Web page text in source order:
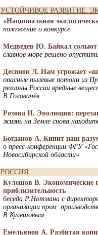
УСТОЙЧИВОЕ РАЗВИТИЕ.
«Национальная
положение о конкурсе
Медведев Ю. Байкал сольют
славное море решено
Десинов Л. Нам угрожает
опасные пылевые потоки из
регионы России вредные
В.Головачёв
Розова И. Эволюция:
жизнь на Земле снова
Богданов А. Кипит наш
о пресс-конференции ФГУ
Новосибирской области»
РОССИЯ
Кулешов В. Экономические
приблизительность
беседа Р.Нотмана с
организации пром.
В.Кулешовым
Емельянов А. Разбитая